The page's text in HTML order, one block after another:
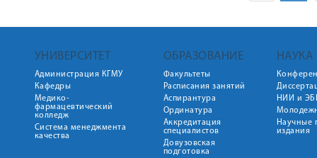
УНИВЕРСИТЕТ
Администрация КГМУ
Кафедры
Медико-
фармацевтический
колледж
Система менеджмента
качества
ОБРАЗОВАНИЕ
Факультеты
Расписания занятий
Аспирантура
Ординатура
Аккредитация
специалистов
Довузовская
подготовка
НАУКА
НИИ и
Научные
издания